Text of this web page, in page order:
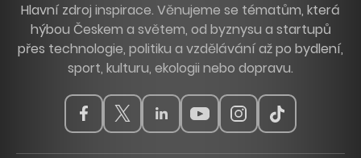
Hlavní zdroj inspirace. Věnujeme se tématům, která
hýbou Českem a světem, od byznysu a startupů
přes technologie, politiku a vzdělávání až po bydlení,
sport, kulturu, ekologii nebo dopravu.